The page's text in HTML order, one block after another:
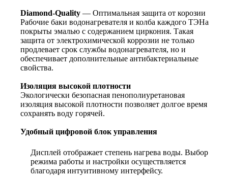
Diamond-Quality — Оптимальная защита от корозии
Рабочие баки водонагревателя и колба каждого ТЭНа
покрыты эмалью с содержанием циркония. Такая
защита от электрохимической коррозии не только
продлевает срок службы водонагревателя, но и
обеспечивает дополнительные антибактериальные
свойства.
Изоляция высокой плотности
Экологически безопасная пенополиуретановая
изоляция высокой плотности позволяет долгое время
сохранять воду горячей.
Удобный цифровой блок управления
Дисплей отображает степень нагрева воды. Выбор
режима работы и настройки осуществляется
благодаря интуитивному интерфейсу.